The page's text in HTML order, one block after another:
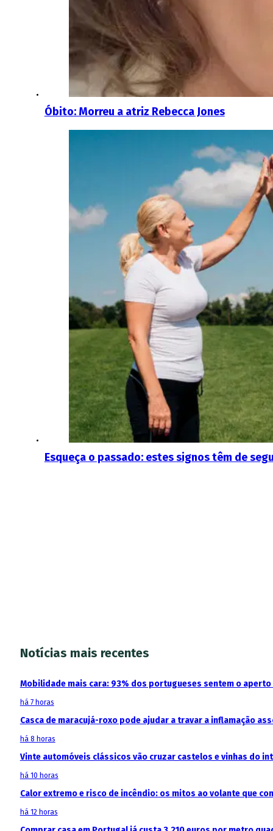
Óbito: Morreu a atriz Rebecca Jones
Esqueça o passado: estes signos têm de
Notícias mais recentes
Mobilidade mais cara: 93% dos portugueses sentem o
há 7 horas
Casca de maracujá-roxo pode ajudar a travar a inflamação
há 8 horas
Vinte automóveis clássicos vão cruzar castelos e vinhas do
há 10 horas
Calor extremo e risco de incêndio: os mitos ao volante que
há 12 horas